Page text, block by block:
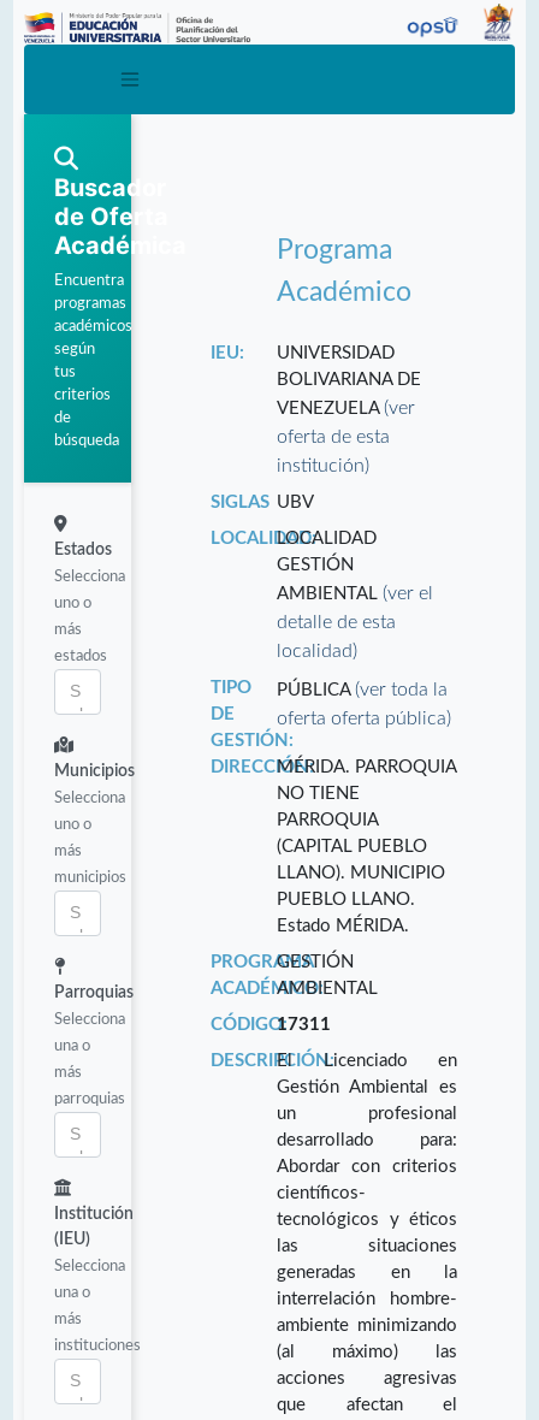
Buscador
de Oferta
Académica
Encuentra
programas
académicos
según
tus
criterios
de
búsqueda
Estados
Selecciona
uno o
más
estados
Municipios
Selecciona
uno o
más
municipios
Parroquias
Selecciona
una o
más
parroquias
Institución
(IEU)
Selecciona
una o
más
instituciones
Programa
Académico
IEU:
UNIVERSIDAD
BOLIVARIANA DE
VENEZUELA(ver
oferta de esta
institución)
SIGLAS UBV
LOCALIDAD:LOCALIDAD
GESTIÓN
AMBIENTAL(ver el
detalle de esta
localidad)
TIPO
DE
GESTIÓN:
PÚBLICA(ver toda la
oferta oferta pública)
DIRECCIÓN:MÉRIDA. PARROQUIA
NO TIENE
PARROQUIA
(CAPITAL PUEBLO
LLANO). MUNICIPIO
PUEBLO LLANO.
Estado MÉRIDA.
PROGRAMA
ACADÉMICO:
GESTIÓN
AMBIENTAL
CÓDIGO:17311
DESCRIPCIÓN:El Licenciado en
Gestión Ambiental es
un profesional
desarrollado para:
Abordar con criterios
científicos-
tecnológicos y éticos
las situaciones
generadas en la
interrelación hombre-
ambiente minimizando
(al máximo) las
acciones agresivas
que afectan el